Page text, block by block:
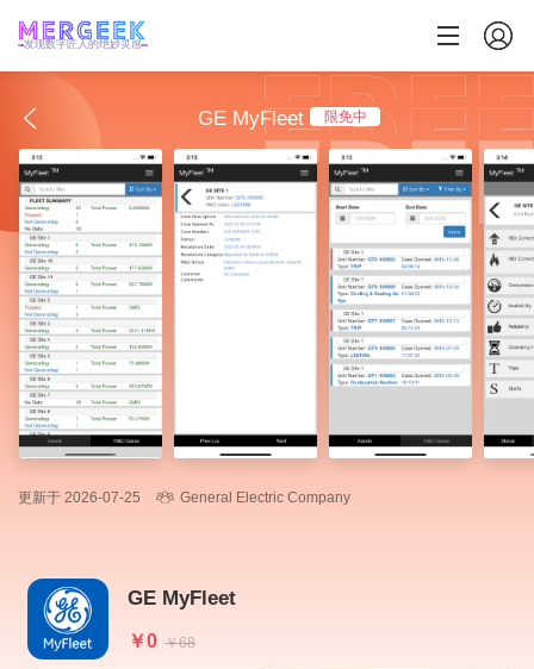
发现数字匠人的绝妙灵感
GE MyFleet 限免中
更新于 2026-07-25 General Electric Company
GE MyFleet
￥0 ￥68